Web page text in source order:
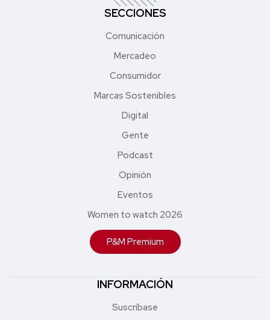
SECCIONES
Comunicación
Mercadeo
Consumidor
Marcas Sostenibles
Digital
Gente
Podcast
Opinión
Eventos
Women to watch 2026
P&M Premium
INFORMACIÓN
Suscríbase